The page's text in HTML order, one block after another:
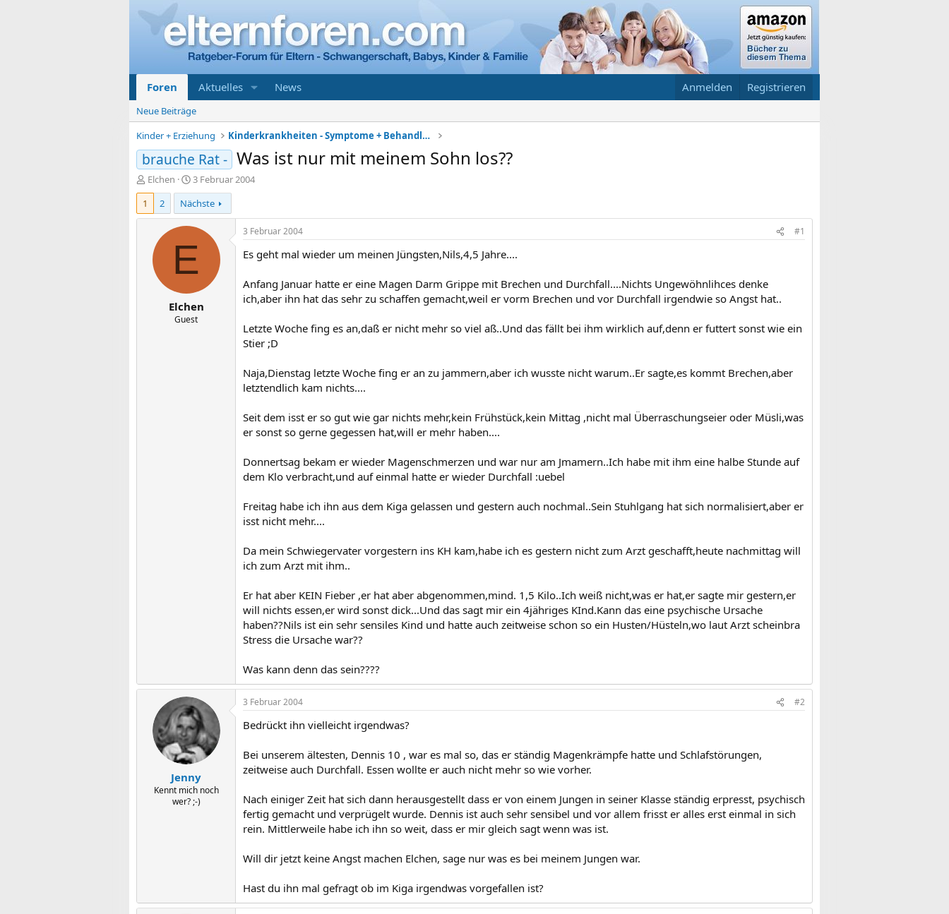
Foren Aktuelles News Anmelden Registrieren
Neue Beiträge
Kinder + Erziehung
Kinderkrankheiten - Symptome + Behandlung
brauche Rat - Was ist nur mit meinem Sohn los??
E
r
t
Elchen
E
r
s
t
e
l
t
m
3 Februar 2004
1
2 Nächste
E
Elchen
Guest
3 Februar 2004 #1
Es geht mal wieder um meinen Jüngsten,Nils,4,5 Jahre....
Anfang Januar hatte er eine Magen Darm Grippe mit Brechen und Durchfall....Nichts Ungewöhnlihces denke
ich,aber ihn hat das sehr zu schaffen gemacht,weil er vorm Brechen und vor Durchfall irgendwie so Angst hat..
Letzte Woche fing es an,daß er nicht mehr so viel aß..Und das fällt bei ihm wirklich auf,denn er futtert sonst wie ein
Stier ;D
Naja,Dienstag letzte Woche fing er an zu jammern,aber ich wusste nicht warum..Er sagte,es kommt Brechen,aber
letztendlich kam nichts....
Seit dem isst er so gut wie gar nichts mehr,kein Frühstück,kein Mittag ,nicht mal Überraschungseier oder Müsli,was
er sonst so gerne gegessen hat,will er mehr haben....
Donnertsag bekam er wieder Magenschmerzen und war nur am Jmamern..Ich habe mit ihm eine halbe Stunde auf
dem Klo verbracht,und auf einmal hatte er wieder Durchfall :uebel
Freitag habe ich ihn aus dem Kiga gelassen und gestern auch nochmal..Sein Stuhlgang hat sich normalisiert,aber er
isst nicht mehr....
Da mein Schwiegervater vorgestern ins KH kam,habe ich es gestern nicht zum Arzt geschafft,heute nachmittag will
ich zum Arzt mit ihm..
Er hat aber KEIN Fieber ,er hat aber abgenommen,mind. 1,5 Kilo..Ich weiß nicht,was er hat,er sagte mir gestern,er
will nichts essen,er wird sonst dick...Und das sagt mir ein 4jähriges KInd.Kann das eine psychische Ursache
haben??Nils ist ein sehr sensiles Kind und hatte auch zeitweise schon so ein Husten/Hüsteln,wo laut Arzt scheinbra
Stress die Ursache war??
Was kann denn das sein????
Jenny
Kennt mich noch
wer? ;-)
3 Februar 2004 #2
Bedrückt ihn vielleicht irgendwas?
Bei unserem ältesten, Dennis 10 , war es mal so, das er ständig Magenkrämpfe hatte und Schlafstörungen,
zeitweise auch Durchfall. Essen wollte er auch nicht mehr so wie vorher.
Nach einiger Zeit hat sich dann herausgestellt dass er von einem Jungen in seiner Klasse ständig erpresst, psychisch
fertig gemacht und verprügelt wurde. Dennis ist auch sehr sensibel und vor allem frisst er alles erst einmal in sich
rein. Mittlerweile habe ich ihn so weit, dass er mir gleich sagt wenn was ist.
Will dir jetzt keine Angst machen Elchen, sage nur was es bei meinem Jungen war.
Hast du ihn mal gefragt ob im Kiga irgendwas vorgefallen ist?